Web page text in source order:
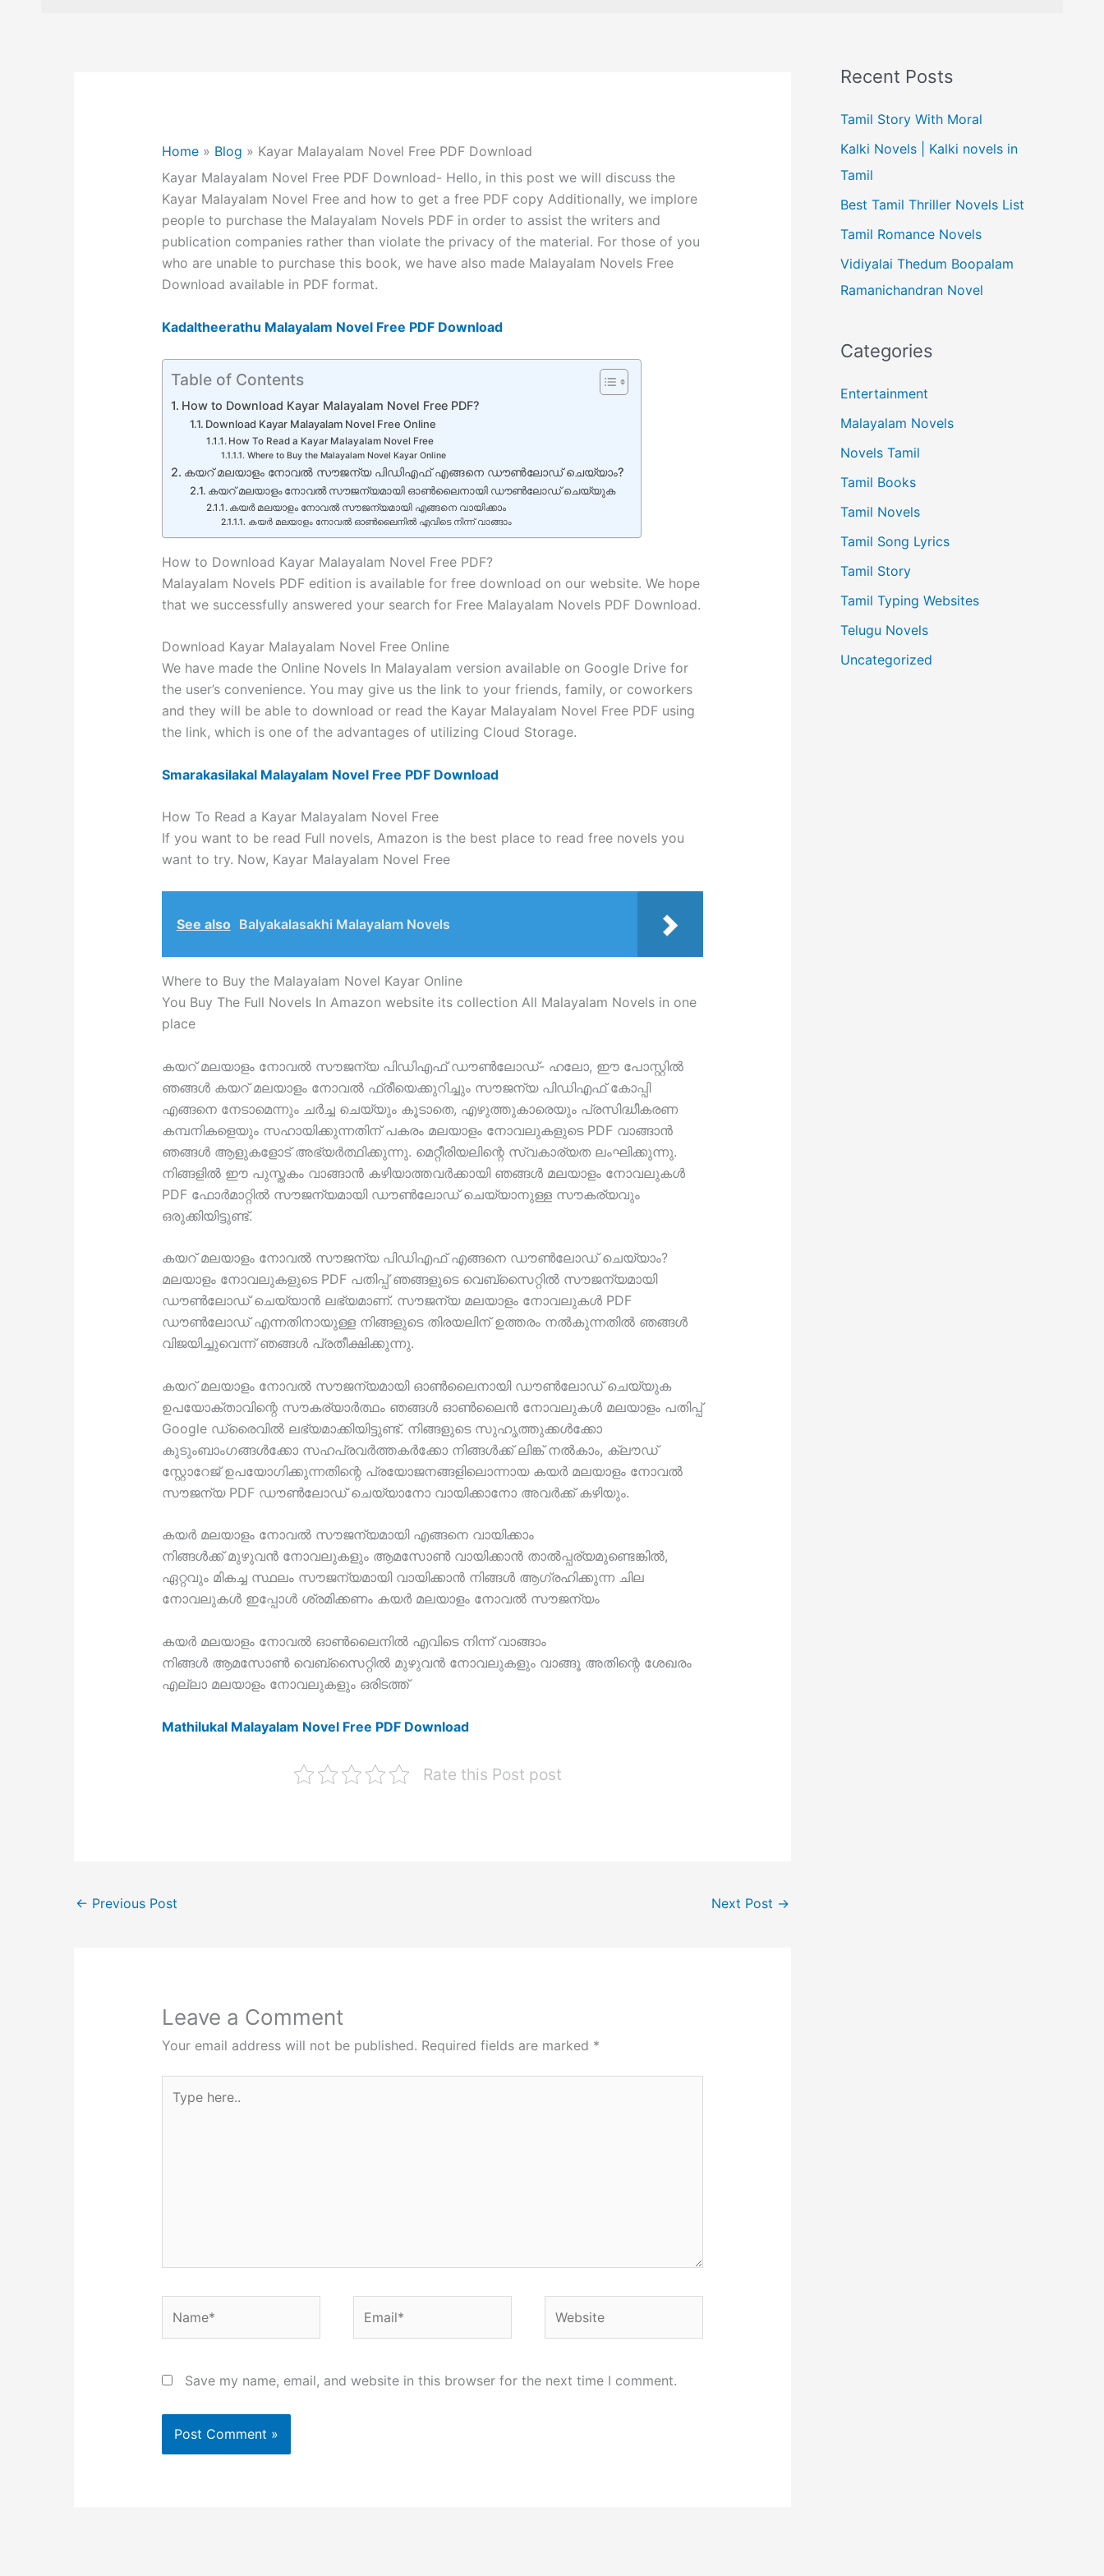
Home» Blog » Kayar Malayalam Novel Free PDF Download
Kayar Malayalam Novel Free PDF Download- Hello, in this post we will discuss the
Kayar Malayalam Novel Free and how to get a free PDF copy Additionally, we implore
people to purchase the Malayalam Novels PDF in order to assist the writers and
publication companies rather than violate the privacy of the material. For those of you
who are unable to purchase this book, we have also made Malayalam Novels Free
Download available in PDF format.
Kadaltheerathu Malayalam Novel Free PDF Download
Table of Contents
How to Download Kayar Malayalam Novel Free PDF?
Download Kayar Malayalam Novel Free Online
How To Read a Kayar Malayalam Novel Free
Where to Buy the Malayalam Novel Kayar Online
കയറ് മലയാളം നോവൽ സൗജന്യ പിഡിഎഫ് എങ്ങനെ ഡൗൺലോഡ് ചെയ്യാം?
കയറ് മലയാളം നോവൽ സൗജന്യമായി ഓൺലൈനായി ഡൗൺലോഡ് ചെയ്യുക
കയർ മലയാളം നോവൽ സൗജന്യമായി എങ്ങനെ വായിക്കാം
കയർ മലയാളം നോവൽ ഓൺലൈനിൽ എവിടെ നിന്ന് വാങ്ങാം
How to Download Kayar Malayalam Novel Free PDF?
Malayalam Novels PDF edition is available for free download on our website. We hope
that we successfully answered your search for Free Malayalam Novels PDF Download.
Download Kayar Malayalam Novel Free Online
We have made the Online Novels In Malayalam version available on Google Drive for
the user’s convenience. You may give us the link to your friends, family, or coworkers
and they will be able to download or read the Kayar Malayalam Novel Free PDF using
the link, which is one of the advantages of utilizing Cloud Storage.
Smarakasilakal Malayalam Novel Free PDF Download
How To Read a Kayar Malayalam Novel Free
If you want to be read Full novels, Amazon is the best place to read free novels you
want to try. Now, Kayar Malayalam Novel Free
See also Balyakalasakhi Malayalam Novels
Where to Buy the Malayalam Novel Kayar Online
You Buy The Full Novels In Amazon website its collection All Malayalam Novels in one
place
കയറ് മലയാളം നോവൽ സൗജന്യ പിഡിഎഫ് ഡൗൺലോഡ്- ഹലോ, ഈ പോസ്റ്റിൽ
ഞങ്ങൾ കയറ് മലയാളം നോവൽ ഫ്രീയെക്കുറിച്ചും സൗജന്യ പിഡിഎഫ് കോപ്പി
എങ്ങനെ നേടാമെന്നും ചർച്ച ചെയ്യും കൂടാതെ, എഴുത്തുകാരെയും പ്രസിദ്ധീകരണ
കമ്പനികളെയും സഹായിക്കുന്നതിന് പകരം മലയാളം നോവലുകളുടെ PDF വാങ്ങാൻ
ഞങ്ങൾ ആളുകളോട് അഭ്യർത്ഥിക്കുന്നു. മെറ്റീരിയലിന്റെ സ്വകാര്യത ലംഘിക്കുന്നു.
നിങ്ങളിൽ ഈ പുസ്തകം വാങ്ങാൻ കഴിയാത്തവർക്കായി ഞങ്ങൾ മലയാളം നോവലുകൾ
PDF ഫോർമാറ്റിൽ സൗജന്യമായി ഡൗൺലോഡ് ചെയ്യാനുള്ള സൗകര്യവും
ഒരുക്കിയിട്ടുണ്ട്.
കയറ് മലയാളം നോവൽ സൗജന്യ പിഡിഎഫ് എങ്ങനെ ഡൗൺലോഡ് ചെയ്യാം?
മലയാളം നോവലുകളുടെ PDF പതിപ്പ് ഞങ്ങളുടെ വെബ്സൈറ്റിൽ സൗജന്യമായി
ഡൗൺലോഡ് ചെയ്യാൻ ലഭ്യമാണ്. സൗജന്യ മലയാളം നോവലുകൾ PDF
ഡൗൺലോഡ് എന്നതിനായുള്ള നിങ്ങളുടെ തിരയലിന് ഉത്തരം നൽകുന്നതിൽ ഞങ്ങൾ
വിജയിച്ചുവെന്ന് ഞങ്ങൾ പ്രതീക്ഷിക്കുന്നു.
കയറ് മലയാളം നോവൽ സൗജന്യമായി ഓൺലൈനായി ഡൗൺലോഡ് ചെയ്യുക
ഉപയോക്താവിന്റെ സൗകര്യാർത്ഥം ഞങ്ങൾ ഓൺലൈൻ നോവലുകൾ മലയാളം പതിപ്പ്
Google ഡ്രൈവിൽ ലഭ്യമാക്കിയിട്ടുണ്ട്. നിങ്ങളുടെ സുഹൃത്തുക്കൾക്കോ ​​
കുടുംബാംഗങ്ങൾക്കോ ​​സഹപ്രവർത്തകർക്കോ നിങ്ങൾക്ക് ലിങ്ക് നൽകാം, ക്ലൗഡ്
സ്റ്റോറേജ് ഉപയോഗിക്കുന്നതിന്റെ പ്രയോജനങ്ങളിലൊന്നായ കയർ മലയാളം നോവൽ
സൗജന്യ PDF ഡൗൺലോഡ് ചെയ്യാനോ വായിക്കാനോ അവർക്ക് കഴിയും.
കയർ മലയാളം നോവൽ സൗജന്യമായി എങ്ങനെ വായിക്കാം
നിങ്ങൾക്ക് മുഴുവൻ നോവലുകളും ആമസോൺ വായിക്കാൻ താൽപ്പര്യമുണ്ടെങ്കിൽ,
ഏറ്റവും മികച്ച സ്ഥലം സൗജന്യമായി വായിക്കാൻ നിങ്ങൾ ആഗ്രഹിക്കുന്ന ചില
നോവലുകൾ ഇപ്പോൾ ശ്രമിക്കണം കയർ മലയാളം നോവൽ സൗജന്യം
കയർ മലയാളം നോവൽ ഓൺലൈനിൽ എവിടെ നിന്ന് വാങ്ങാം
നിങ്ങൾ ആമസോൺ വെബ്‌സൈറ്റിൽ മുഴുവൻ നോവലുകളും വാങ്ങൂ അതിന്റെ ശേഖരം
എല്ലാ മലയാളം നോവലുകളും ഒരിടത്ത്
Mathilukal Malayalam Novel Free PDF Download
Rate this Post post
← Previous Post Next Post →
Leave a Comment
Your email address will not be published. Required fields are marked *
here..
Save my name, email, and website in this browser for the next time I comment.
Recent Posts
Tamil Story With Moral
Kalki Novels | Kalki novels in
Tamil
Best Tamil Thriller Novels List
Tamil Romance Novels
Vidiyalai Thedum Boopalam
Ramanichandran Novel
Categories
Entertainment
Malayalam Novels
Novels Tamil
Tamil Books
Tamil Novels
Tamil Song Lyrics
Tamil Story
Tamil Typing Websites
Telugu Novels
Uncategorized